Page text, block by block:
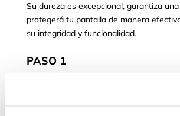
Su dureza es excepcional, garantiza
protegerá tu pantalla de manera
su integridad y funcionalidad.
PASO 1